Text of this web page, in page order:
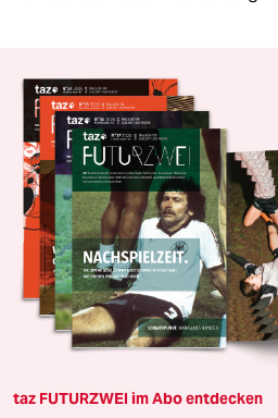
taz FUTURZWEI im Abo entdecken